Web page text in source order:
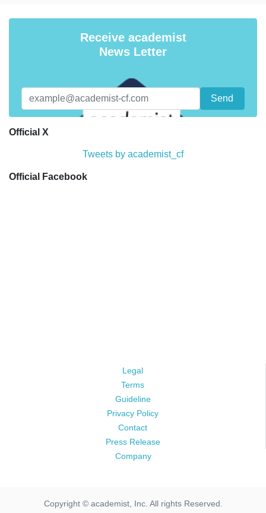
Receive academist
News Letter
Official X
Tweets by academist_cf
Official Facebook
Legal
Terms
Guideline
Privacy Policy
Contact
Press Release
Company
Copyright © academist, Inc. All rights Reserved.